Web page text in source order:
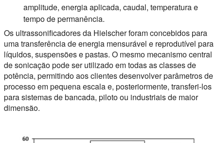
amplitude, energia aplicada, caudal, temperatura e
tempo de permanência.
Os ultrassonificadores da Hielscher foram concebidos para
uma transferência de energia mensurável e reprodutível para
líquidos, suspensões e pastas. O mesmo mecanismo central
de sonicação pode ser utilizado em todas as classes de
potência, permitindo aos clientes desenvolver parâmetros de
processo em pequena escala e, posteriormente, transferi-los
para sistemas de bancada, piloto ou industriais de maior
dimensão.